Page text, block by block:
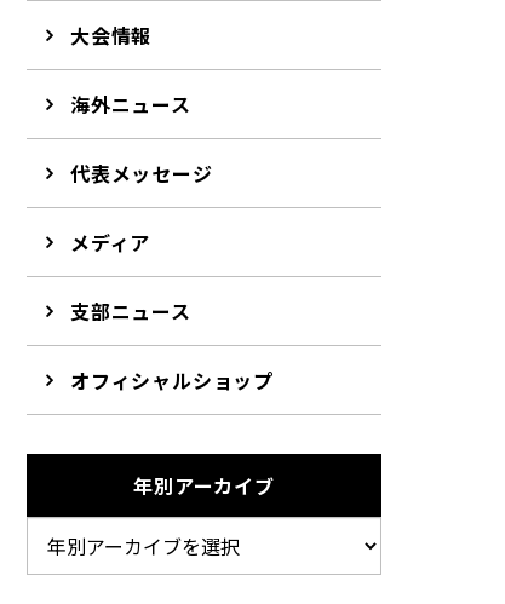
大会情報
海外ニュース
代表メッセージ
メディア
支部ニュース
オフィシャルショップ
年別アーカイブ